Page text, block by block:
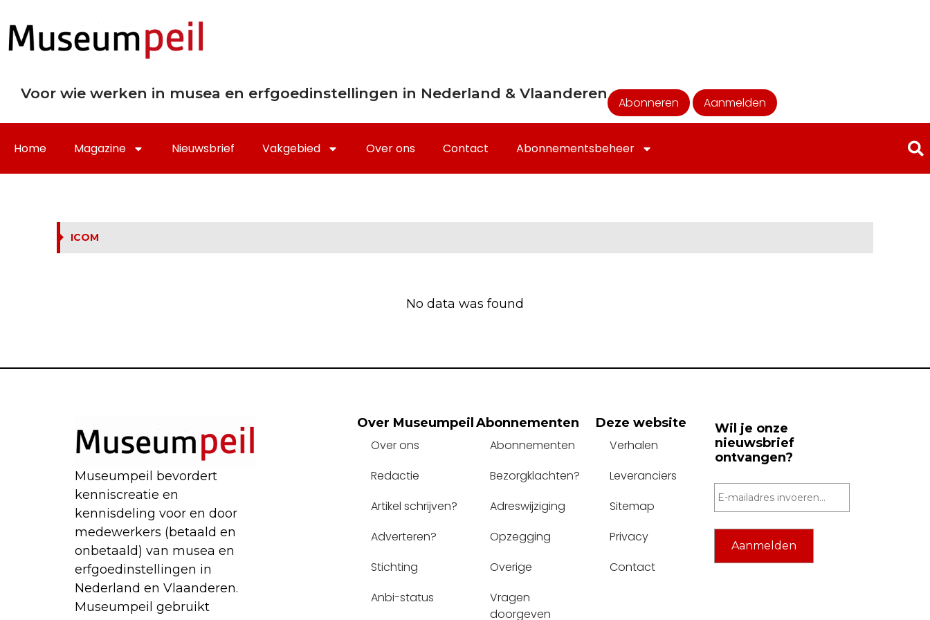
Voor wie werken in musea en erfgoedinstellingen in Nederland & Vlaanderen
Abonneren Aanmelden
Home Magazine Nieuwsbrief Vakgebied Over ons Contact Abonnementsbeheer
ICOM
No data was found
Museumpeil bevordert
kenniscreatie en
kennisdeling voor en door
medewerkers (betaald en
onbetaald) van musea en
erfgoedinstellingen in
Nederland en Vlaanderen.
Museumpeil gebruikt
Over Museumpeil
Over ons
Redactie
Artikel schrijven?
Adverteren?
Stichting
Anbi-status
Abonnementen
Abonnementen
Bezorgklachten?
Adreswijziging
Opzegging
Overige
Vragen
doorgeven
Deze website
Verhalen
Leveranciers
Sitemap
Privacy
Contact
Wil je onze
nieuwsbrief
ontvangen?